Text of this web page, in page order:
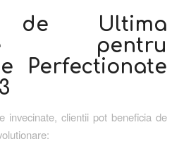
de Ultima
pentru
Perfectionate
invecinate, clientii pot beneficia de